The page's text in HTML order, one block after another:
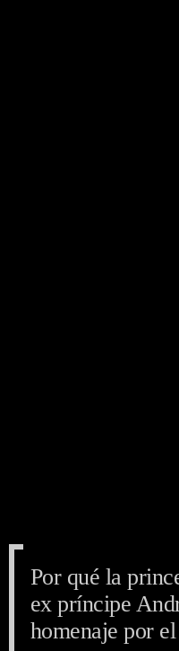
Por qué la
ex príncipe
homenaje por